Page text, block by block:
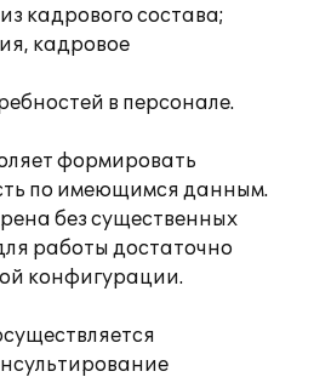
кадрового состава;
кадровое
в персонале.
формировать
по имеющимся данным.
без существенных
работы достаточно
конфигурации.